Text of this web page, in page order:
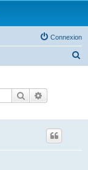
Connexion
Rechercher